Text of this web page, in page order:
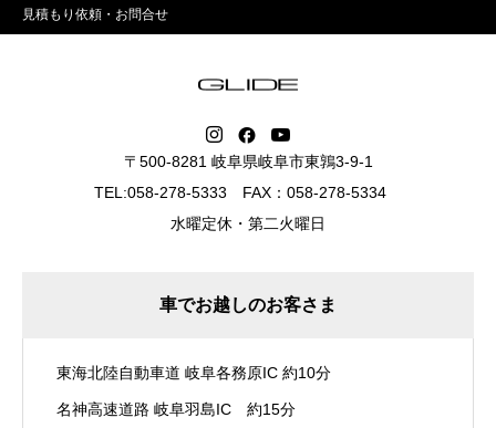
見積もり依頼・お問合せ
〒500-8281 岐阜県岐阜市東鶉3-9-1
TEL:058-278-5333 FAX：058-278-5334
水曜定休・第二火曜日
車でお越しのお客さま
東海北陸自動車道 岐阜各務原IC 約10分
名神高速道路 岐阜羽島IC 約15分